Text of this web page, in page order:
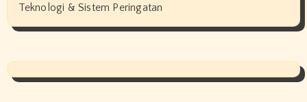
Teknologi & Sistem Peringatan